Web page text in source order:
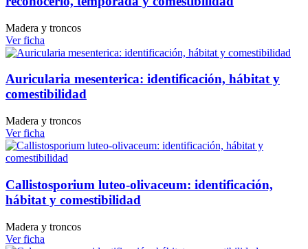
Madera y troncos
Ver ficha
Auricularia mesenterica: identificación, hábitat y
comestibilidad
Madera y troncos
Ver ficha
Callistosporium luteo-olivaceum: identificación,
hábitat y comestibilidad
Madera y troncos
Ver ficha